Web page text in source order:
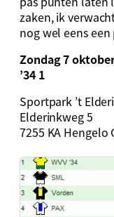
zaken, ik
nog wel eens
Zondag 7
’34 1
Sportpark ’t
Elderinkweg 5
7255 KA Hengelo